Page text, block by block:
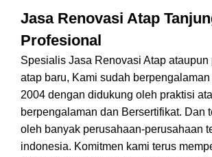
Jasa Renovasi Atap
Profesional
Spesialis Jasa Renovasi Atap ataupun
atap baru, Kami sudah berpengalaman
2004 dengan didukung oleh praktisi
berpengalaman dan Bersertifikat. Dan
oleh banyak perusahaan-perusahaan
indonesia. Komitmen kami terus